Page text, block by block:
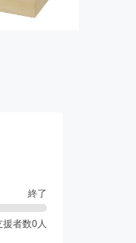
終了
援者数0 人